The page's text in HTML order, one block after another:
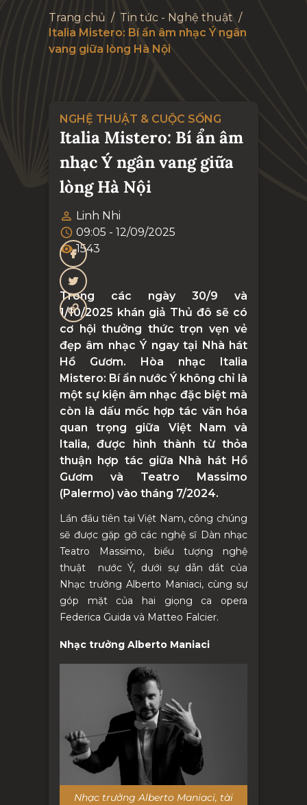
Trang chủ / Tin tức - Nghệ thuật /
Italia Mistero: Bí ẩn âm nhạc Ý ngân
vang giữa lòng Hà Nội
NGHỆ THUẬT & CUỘC SỐNG
Italia Mistero: Bí ẩn âm
nhạc Ý ngân vang giữa
lòng Hà Nội
Linh Nhi
09:05 - 12/09/2025
1543
Trong các ngày 30/9 và
1/10/2025 khán giả Thủ đô sẽ có
cơ hội thưởng thức trọn vẹn vẻ
đẹp âm nhạc Ý ngay tại Nhà hát
Hồ Gươm. Hòa nhạc Italia
Mistero: Bí ẩn nước Ý không chỉ là
một sự kiện âm nhạc đặc biệt mà
còn là dấu mốc hợp tác văn hóa
quan trọng giữa Việt Nam và
Italia, được hình thành từ thỏa
thuận hợp tác giữa Nhà hát Hồ
Gươm và Teatro Massimo
(Palermo) vào tháng 7/2024.
Lần đầu tiên tại Việt Nam, công chúng
sẽ được gặp gỡ các nghệ sĩ Dàn nhạc
Teatro Massimo, biểu tượng nghệ
thuật nước Ý, dưới sự dẫn dắt của
Nhạc trưởng Alberto Maniaci, cùng sự
góp mặt của hai giọng ca opera
Federica Guida và Matteo Falcier.
Nhạc trưởng Alberto Maniaci
Nhạc trưởng Alberto Maniaci, tài